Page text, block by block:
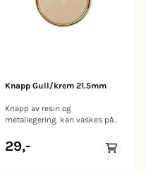
Knapp Gull/krem 21.5mm
Knapp av resin og
metallegering. kan vaskes på
21.5mm
29,-